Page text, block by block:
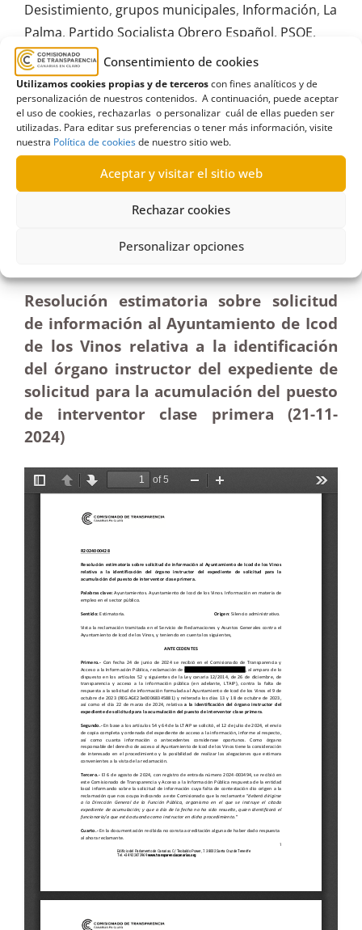
Consentimiento de cookies
Utilizamos cookies propias y de terceroscon fines analíticos y de
personalización de nuestros contenidos. A continuación, puede aceptar
el uso de cookies, rechazarlas o personalizar cuál de ellas pueden ser
utilizadas. Para editar sus preferencias o tener más información, visite
nuestra Política de cookiesde nuestro sitio web.
Aceptar y visitar el sitio web
Rechazar cookies
Personalizar opciones
Desistimiento, grupos municipales, Información, La
Palma, Partido Socialista Obrero Español, PSOE,
Solicitud
R428/2024
identificar al órgano encargado de instruir un
Resolución estimatoria sobre solicitud
de información al Ayuntamiento de Icod
de los Vinos relativa a la identificación
del órgano instructor del expediente de
solicitud para la acumulación del puesto
de interventor clase primera (21-11-
2024)